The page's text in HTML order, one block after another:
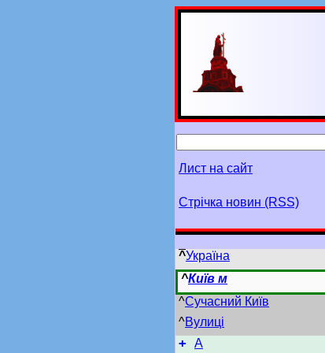
Лист на сайт
Стрічка новин (RSS)
^Україна
^Київ м
^Сучасний Київ
^Вулиці
+ А